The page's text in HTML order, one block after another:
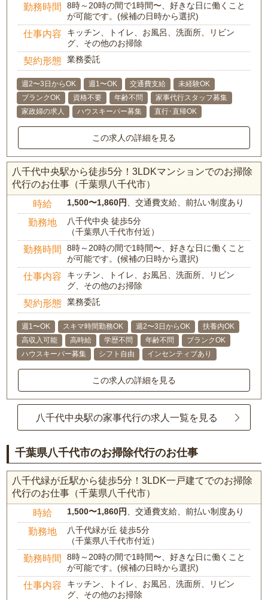
勤務時間
8時～20時の間で1時間〜、好きな日に働くこと
が可能です。(候補の日時から選択)
仕事内容
キッチン、トイレ、お風呂、洗面所、リビン
グ、その他のお掃除
契約形態 業務委託
週2〜3日からOK 週1〜OK 交通費支給
未経験OK
ブランクOK
資格不要 年齢不問
家事代行スタッフ募集
家政婦の求人
ハウスキーパー募集 直行･直帰OK
この求人の詳細を見る
八千代中央駅から徒歩5分！3LDKマンションでのお掃除
代行のお仕事（千葉県八千代市）
時給 1,500〜1,860円、交通費支給、前払い制度あり
勤務地
八千代中央 徒歩5分
（千葉県八千代市付近）
勤務時間
8時～20時の間で1時間〜、好きな日に働くこと
が可能です。(候補の日時から選択)
仕事内容
キッチン、トイレ、お風呂、洗面所、リビン
グ、その他のお掃除
契約形態 業務委託
週1〜OK スキマ時間勤務OK 週2〜3日からOK
扶養内OK
高収入可能
高時給 学歴不問 年齢不問
ブランクOK
ハウスキーパー募集
シフト自由 インセンティブあり
この求人の詳細を見る
八千代中央駅の家事代行の求人一覧を見る
千葉県八千代市のお掃除代行のお仕事
八千代緑が丘駅から徒歩5分！3LDK一戸建てでのお掃除
代行のお仕事（千葉県八千代市）
時給 1,500〜1,860円 、交通費支給、前払い制度あり
勤務地
八千代緑が丘 徒歩5分
（千葉県八千代市付近）
勤務時間
8時～20時の間で1時間〜、好きな日に働くこと
が可能です。(候補の日時から選択)
仕事内容
キッチン、トイレ、お風呂、洗面所、リビン
グ、その他のお掃除